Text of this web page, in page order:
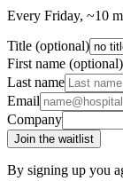
Every Friday, ~10
Title (optional)
First name (optional)
Last name
Email
Company
Join the waitlist
By signing up you